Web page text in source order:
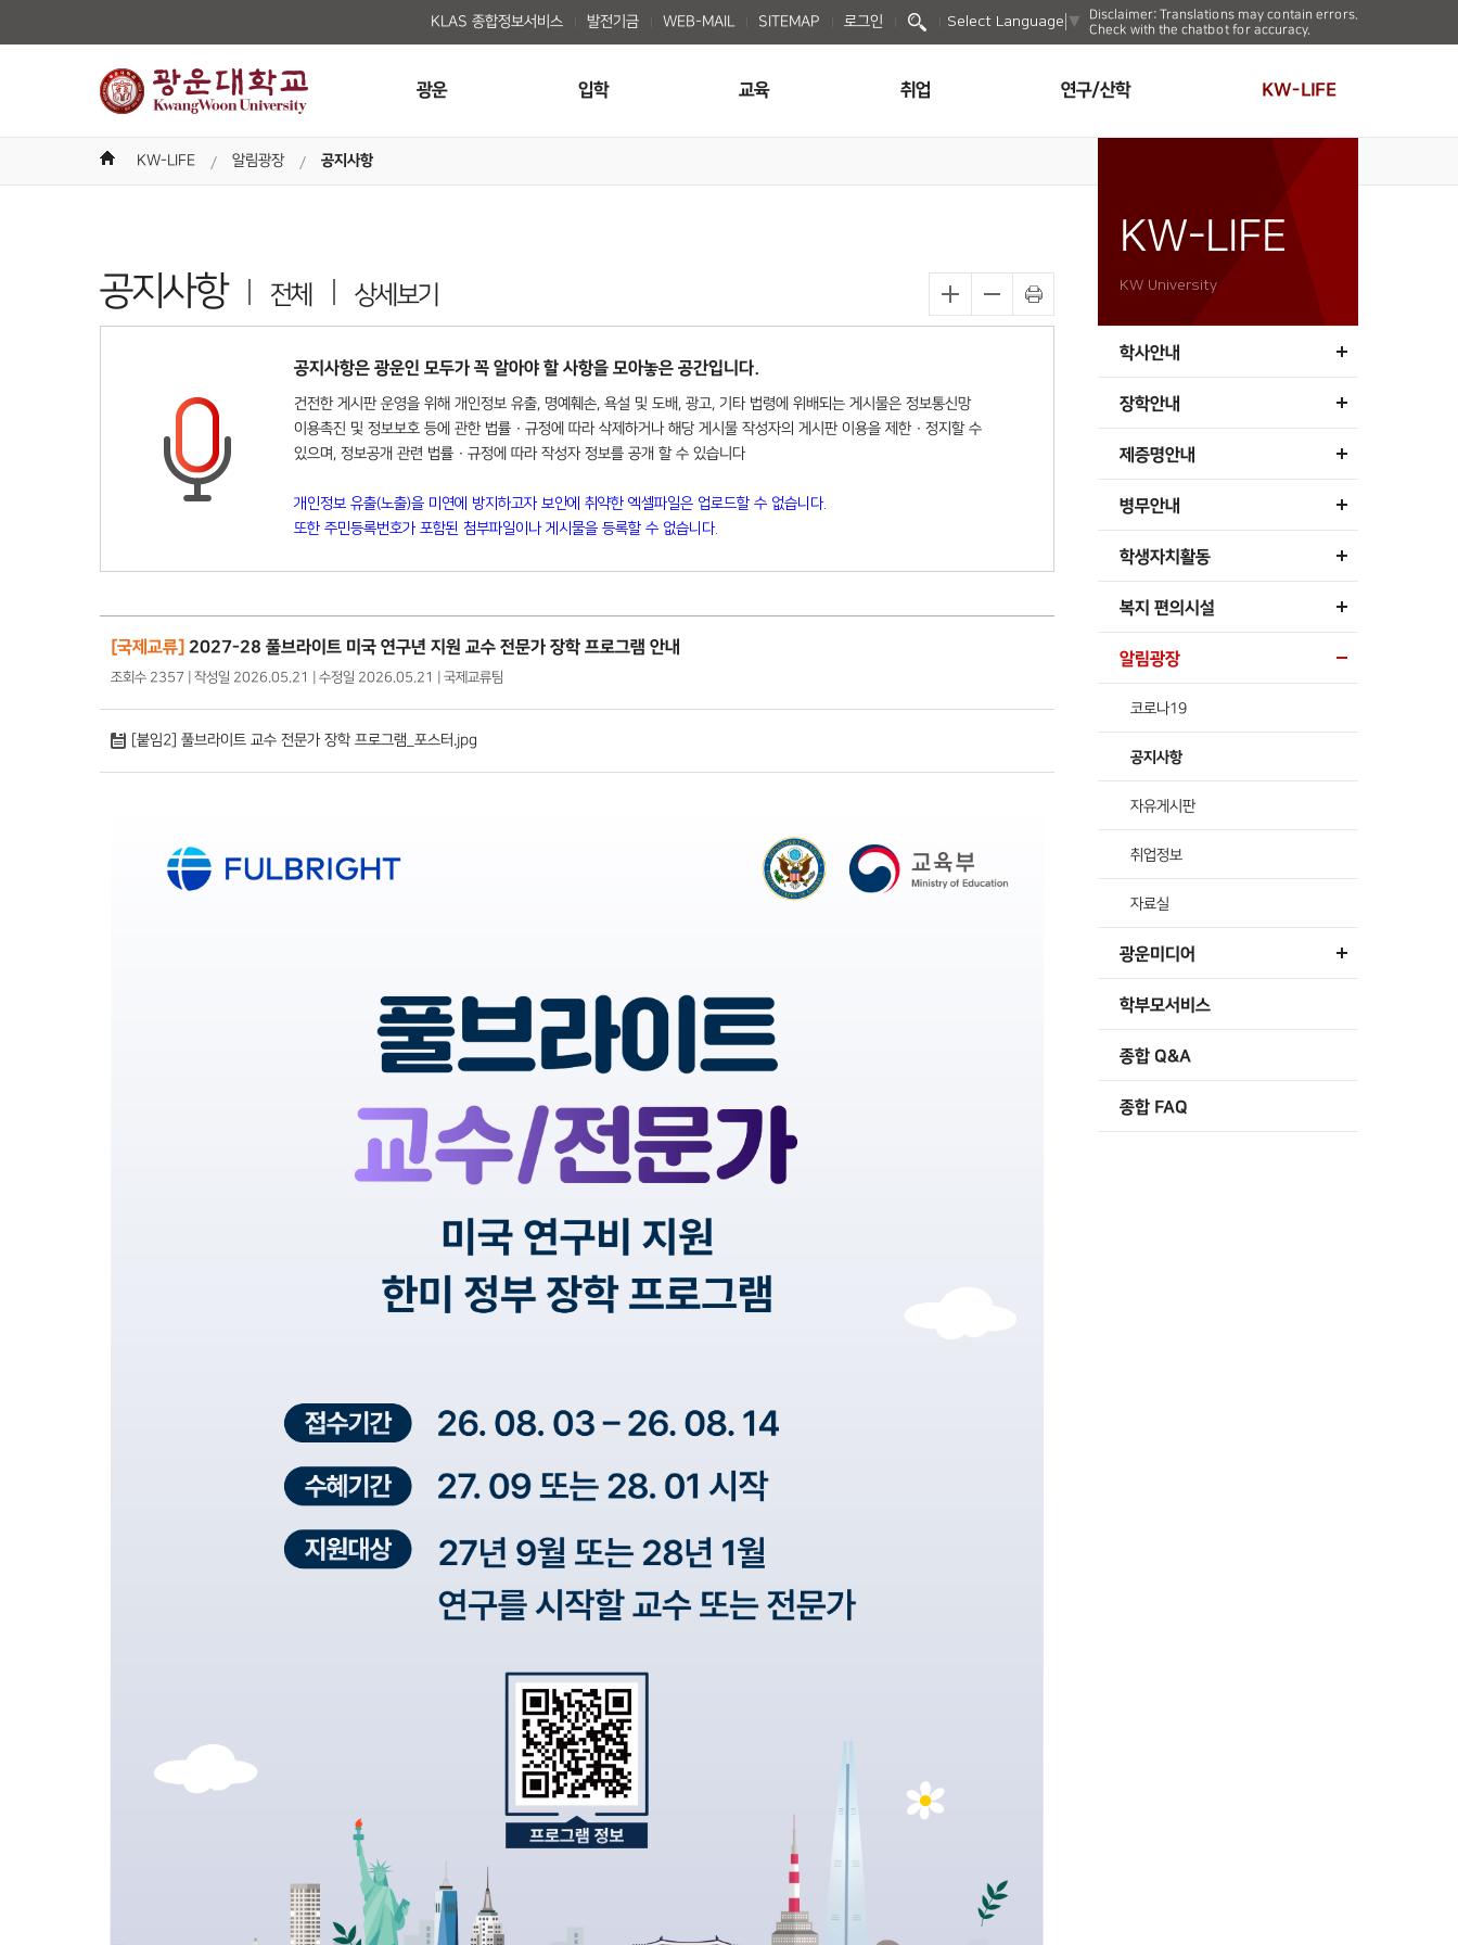
KLAS 종합정보서비스 발전기금 WEB-MAIL SITEMAP 로그인 Select Language ▼
Disclaimer: Translations may contain errors.
Check with the chatbot for accuracy.
광운 입학 교육 취업 연구/산학 KW-LIFE
KW-LIFE 알림광장 공지사항
공지사항 전체 상세보기
공지사항은 광운인 모두가 꼭 알아야 할 사항을 모아놓은 공간입니다.
건전한 게시판 운영을 위해 개인정보 유출, 명예훼손, 욕설 및 도배, 광고, 기타 법령에 위배되는 게시물은 정보통신망
이용촉진 및 정보보호 등에 관한 법률 · 규정에 따라 삭제하거나 해당 게시물 작성자의 게시판 이용을 제한 · 정지할 수
있으며, 정보공개 관련 법률 · 규정에 따라 작성자 정보를 공개 할 수 있습니다
개인정보 유출(노출)을 미연에 방지하고자 보안에 취약한 엑셀파일은 업로드할 수 없습니다.
또한 주민등록번호가 포함된 첨부파일이나 게시물을 등록할 수 없습니다.
[국제교류]2027-28 풀브라이트 미국 연구년 지원 교수 전문가 장학 프로그램 안내
조회수 2357 | 작성일 2026.05.21 | 수정일 2026.05.21 | 국제교류팀
[붙임2] 풀브라이트 교수 전문가 장학 프로그램_포스터.jpg
KW-LIFE
KW University
학사안내
장학안내
제증명안내
병무안내
학생자치활동
복지 편의시설
알림광장
코로나19
공지사항
자유게시판
취업정보
자료실
광운미디어
학부모서비스
종합 Q&A
종합 FAQ